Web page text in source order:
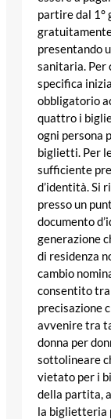
partire dal 1°
presentando
sanitaria. Per
specifica
obbligatorio
quattro i
ogni persona
biglietti. Per
sufficiente
d’identità. Si
presso un
documento
generazione
di residenza
cambio
consentito
precisazione
avvenire tra
donna per
sottolineare
vietato per i
della partita,
la biglietteria